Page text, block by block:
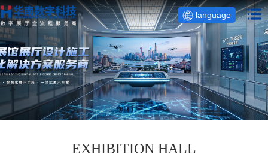
language
EXHIBITION HALL